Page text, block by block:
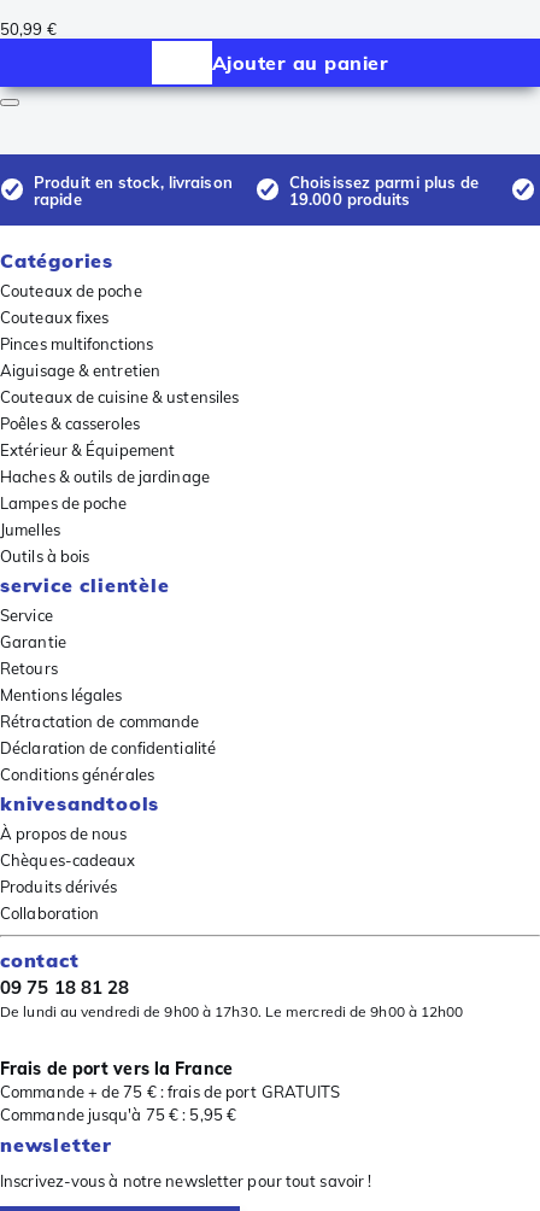
50,99 €
Ajouter au panier
Produit en stock, livraison
rapide
Choisissez parmi plus de
19.000 produits
Catégories
Couteaux de poche
Couteaux fixes
Pinces multifonctions
Aiguisage & entretien
Couteaux de cuisine & ustensiles
Poêles & casseroles
Extérieur & Équipement
Haches & outils de jardinage
Lampes de poche
Jumelles
Outils à bois
service clientèle
Service
Garantie
Retours
Mentions légales
Rétractation de commande
Déclaration de confidentialité
Conditions générales
knivesandtools
À propos de nous
Chèques-cadeaux
Produits dérivés
Collaboration
contact
09 75 18 81 28
De lundi au vendredi de 9h00 à 17h30. Le mercredi de 9h00 à 12h00
Frais de port vers la France
Commande + de 75 € : frais de port GRATUITS
Commande jusqu'à 75 € : 5,95 €
newsletter
Inscrivez-vous à notre newsletter pour tout savoir !